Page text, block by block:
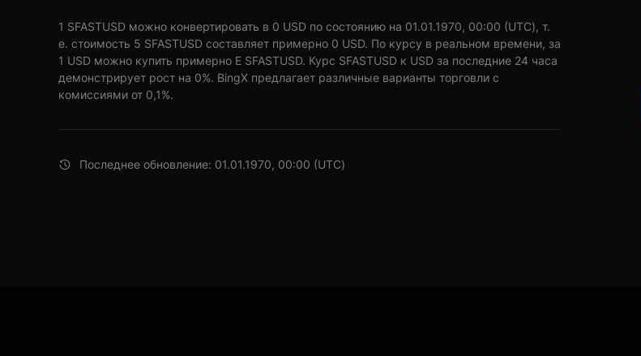
1 SFASTUSD можно конвертировать в 0 USD по состоянию на 01.01.1970, 00:00 (UTC), т.
е. стоимость 5 SFASTUSD составляет примерно 0 USD. По курсу в реальном времени, за
1 USD можно купить примерно E SFASTUSD. Курс SFASTUSD к USD за последние 24 часа
демонстрирует рост на 0%. BingX предлагает различные варианты торговли с
комиссиями от 0,1%.
Последнее обновление: 01.01.1970, 00:00 (UTC)